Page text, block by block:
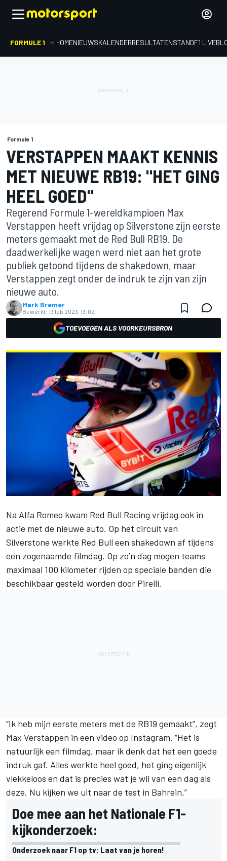
FORMULE 1 HOMENIEUWSKALENDERRESULTATENSTANDF1
Formule 1
VERSTAPPEN MAAKT KENNIS
MET NIEUWE RB19: "HET GING
HEEL GOED"
Regerend Formule 1-wereldkampioen Max
Verstappen heeft vrijdag op Silverstone zijn eerste
meters gemaakt met de Red Bull RB19. De
daadwerkelijke wagen werd niet aan het grote
publiek getoond tijdens de shakedown, maar
Verstappen zegt onder de indruk te zijn van zijn
nieuwe auto.
Mark Bremer
Bewerkt: 13 feb 2023, 13:02
TOEVOEGEN ALS VOORKEURSBRON
Na Alfa Romeo kwam Red Bull Racing vrijdag ook in
actie met de nieuwe auto. Op het circuit van
Silverstone werkte Red Bull een shakedown af tijdens
een zogenaamde filmdag. Op zo’n dag mogen teams
maximaal 100 kilometer rijden op speciale banden die
beschikbaar gesteld worden door Pirelli.
“Ik heb mijn eerste meters met de RB19 gemaakt”, zegt
Max Verstappen in een video op Instagram. “Het is
natuurlijk een filmdag, maar ik denk dat het een goede
indruk gaf. Alles werkte heel goed, het ging eigenlijk
vlekkeloos en dat is precies wat je wil van een dag als
deze. Nu kijken we uit naar de test in Bahrein.”
Doe mee aan het Nationale F1-
kijkonderzoek:
Onderzoek naar F1 op tv: Laat van je horen!